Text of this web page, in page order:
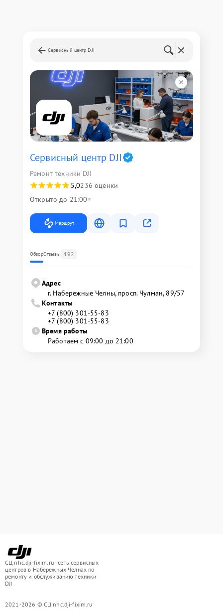
Сервисный центр DJI
Сервисный центр DJI
Ремонт техники DJI
5,0236 оценки
Открыто до 21:00
Маршрут
ОбзорОтзывы 192
Адрес
г. Набережные Челны, просп. Чулман, 89/57
Контакты
+7 (800) 301-55-83
+7 (800) 301-55-83
Время работы
Работаем с 09:00 до 21:00
СЦ nhc.dji-fixim.ru - сеть сервисных
центров в Набережных Челнах по
ремонту и обслуживанию техники
DJI
2021-2026 © СЦ nhc.dji-fixim.ru